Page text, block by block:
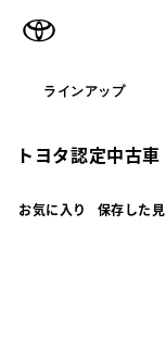
ラインアップ
トヨタ認定中古車
お気に入り 保存した